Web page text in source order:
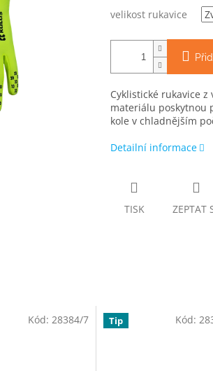
velikost rukavice
Cyklistické rukavice
materiálu poskytnou
kole v chladnějším
Detailní informace
TISK ZEPTAT
Kód: 28384/7 Tip Kód: